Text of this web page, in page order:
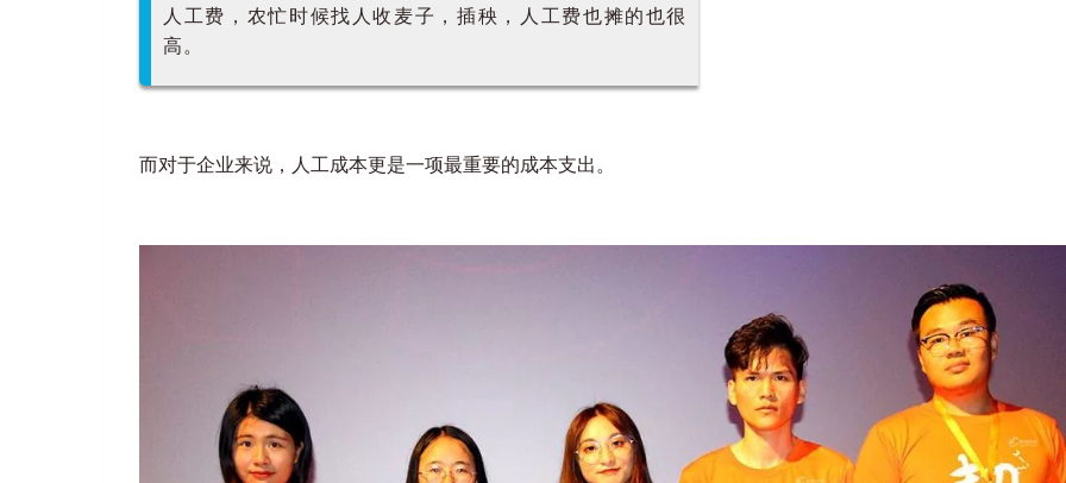
人工费，农忙时候找人收麦子，插秧，人工费也摊的也很
高。
而对于企业来说，人工成本更是一项最重要的成本支出。